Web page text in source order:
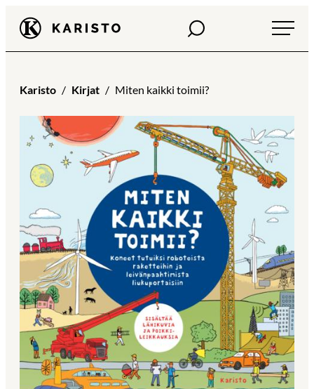
Siirry
suoraan
sisältöön
Karisto Haku
Karisto Kirjat Miten kaikki toimii?